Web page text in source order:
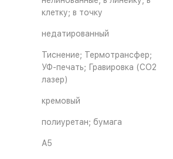
клетку; в точку
недатированный
Тиснение; Термотрансфер;
УФ-печать; Гравировка (CO2
лазер)
кремовый
полиуретан; бумага
A5